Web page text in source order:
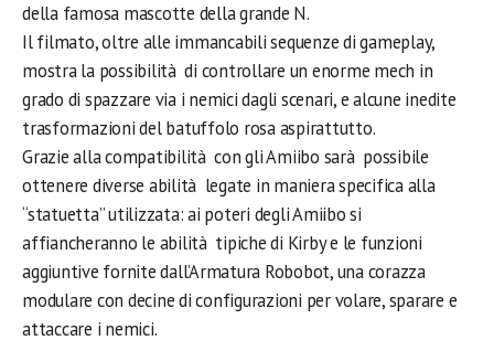
della famosa mascotte della grande N.
Il filmato, oltre alle immancabili sequenze di gameplay,
mostra la possibilità di controllare un enorme mech in
grado di spazzare via i nemici dagli scenari, e alcune inedite
trasformazioni del batuffolo rosa aspirattutto.
Grazie alla compatibilità con gli Amiibo sarà possibile
ottenere diverse abilità legate in maniera specifica alla
“statuetta” utilizzata: ai poteri degli Amiibo si
affiancheranno le abilità tipiche di Kirby e le funzioni
aggiuntive fornite dall’Armatura Robobot, una corazza
modulare con decine di configurazioni per volare, sparare e
attaccare i nemici.